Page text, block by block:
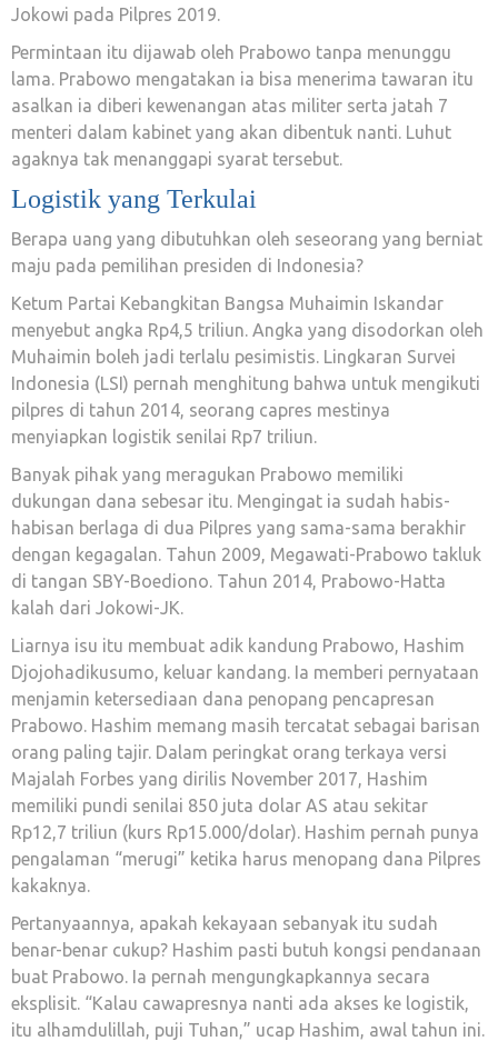
Jokowi pada Pilpres 2019.
Permintaan itu dijawab oleh Prabowo tanpa menunggu
lama. Prabowo mengatakan ia bisa menerima tawaran itu
asalkan ia diberi kewenangan atas militer serta jatah 7
menteri dalam kabinet yang akan dibentuk nanti. Luhut
agaknya tak menanggapi syarat tersebut.
Logistik yang Terkulai
Berapa uang yang dibutuhkan oleh seseorang yang berniat
maju pada pemilihan presiden di Indonesia?
Ketum Partai Kebangkitan Bangsa Muhaimin Iskandar
menyebut angka Rp4,5 triliun. Angka yang disodorkan oleh
Muhaimin boleh jadi terlalu pesimistis. Lingkaran Survei
Indonesia (LSI) pernah menghitung bahwa untuk mengikuti
pilpres di tahun 2014, seorang capres mestinya
menyiapkan logistik senilai Rp7 triliun.
Banyak pihak yang meragukan Prabowo memiliki
dukungan dana sebesar itu. Mengingat ia sudah habis-
habisan berlaga di dua Pilpres yang sama-sama berakhir
dengan kegagalan. Tahun 2009, Megawati-Prabowo takluk
di tangan SBY-Boediono. Tahun 2014, Prabowo-Hatta
kalah dari Jokowi-JK.
Liarnya isu itu membuat adik kandung Prabowo, Hashim
Djojohadikusumo, keluar kandang. Ia memberi pernyataan
menjamin ketersediaan dana penopang pencapresan
Prabowo. Hashim memang masih tercatat sebagai barisan
orang paling tajir. Dalam peringkat orang terkaya versi
Majalah Forbes yang dirilis November 2017, Hashim
memiliki pundi senilai 850 juta dolar AS atau sekitar
Rp12,7 triliun (kurs Rp15.000/dolar). Hashim pernah punya
pengalaman “merugi” ketika harus menopang dana Pilpres
kakaknya.
Pertanyaannya, apakah kekayaan sebanyak itu sudah
benar-benar cukup? Hashim pasti butuh kongsi pendanaan
buat Prabowo. Ia pernah mengungkapkannya secara
eksplisit. “Kalau cawapresnya nanti ada akses ke logistik,
itu alhamdulillah, puji Tuhan,” ucap Hashim, awal tahun ini.